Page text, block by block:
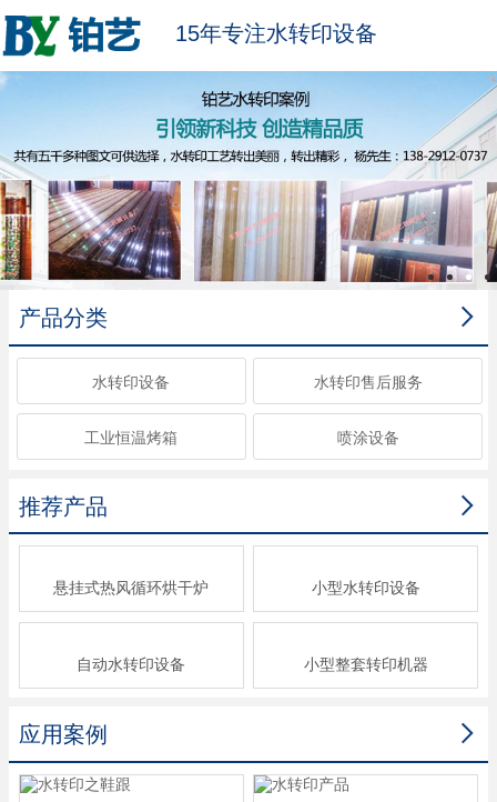
15年专注水转印设备

产品分类
水转印设备 水转印售后服务
工业恒温烤箱 喷涂设备

推荐产品
悬挂式热风循环烘干炉 小型水转印设备
自动水转印设备 小型整套转印机器

应用案例